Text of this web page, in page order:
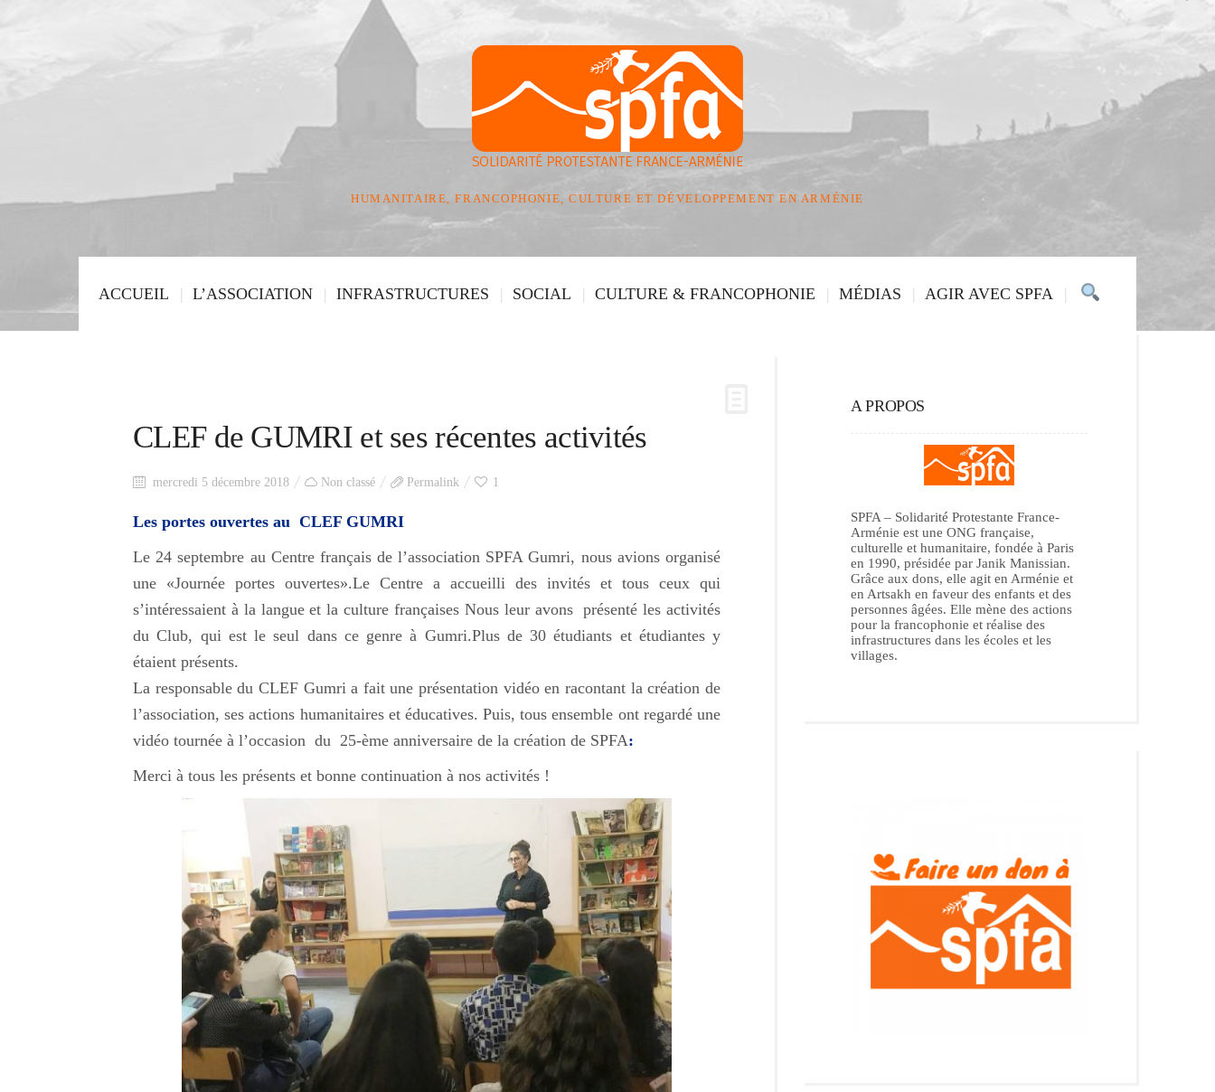
HUMANITAIRE, FRANCOPHONIE, CULTURE ET DÉVELOPPEMENT EN ARMÉNIE
ACCUEIL L’ASSOCIATION INFRASTRUCTURES SOCIAL CULTURE & FRANCOPHONIE MÉDIAS AGIR AVEC SPFA
CLEF de GUMRI et ses récentes activités
mercredi 5 décembre 2018 Non classé Permalink 1
Les portes ouvertes au CLEF GUMRI
Le 24 septembre au Centre français de l’association SPFA Gumri, nous avions organisé
une «Journée portes ouvertes».Le Centre a accueilli des invités et tous ceux qui
s’intéressaient à la langue et la culture françaises Nous leur avons présenté les activités
du Club, qui est le seul dans ce genre à Gumri.Plus de 30 étudiants et étudiantes y
étaient présents.
La responsable du CLEF Gumri a fait une présentation vidéo en racontant la création de
l’association, ses actions humanitaires et éducatives. Puis, tous ensemble ont regardé une
vidéo tournée à l’occasion du 25-ème anniversaire de la création de SPFA:
Merci à tous les présents et bonne continuation à nos activités !
A PROPOS
SPFA – Solidarité Protestante France-
Arménie est une ONG française,
culturelle et humanitaire, fondée à Paris
en 1990, présidée par Janik Manissian.
Grâce aux dons, elle agit en Arménie et
en Artsakh en faveur des enfants et des
personnes âgées. Elle mène des actions
pour la francophonie et réalise des
infrastructures dans les écoles et les
villages.